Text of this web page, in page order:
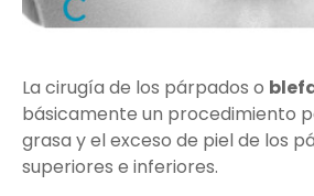
La cirugía de los párpados o
básicamente un procedimiento
grasa y el exceso de piel de los
superiores e inferiores.